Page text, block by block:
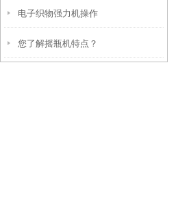
试仪YY 0290.3-2008
电子织物强力机操作
您了解摇瓶机特点？